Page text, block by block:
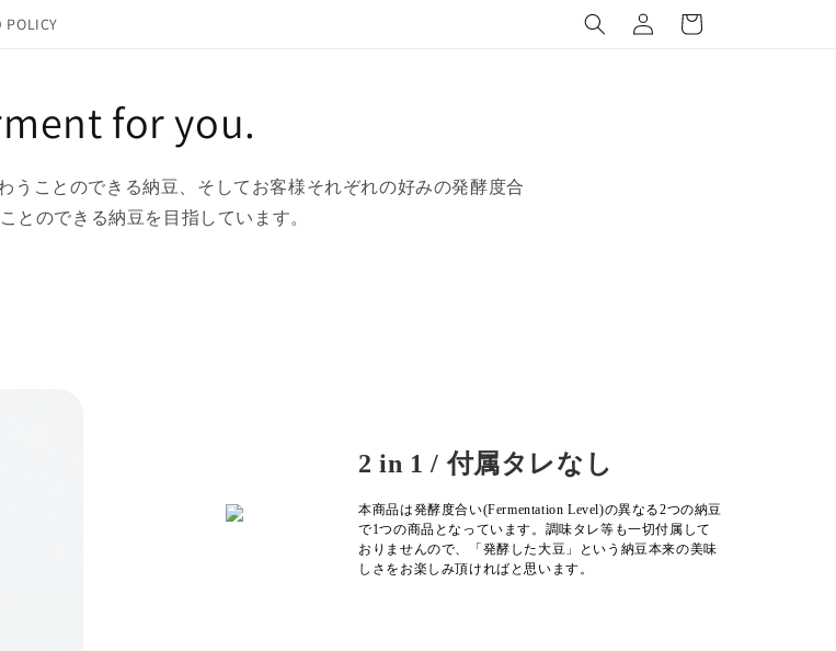
POLICY
グ
イ
ー
for you.
うことのできる納豆、そしてお客様それぞれの好みの発酵度合
とのできる納豆を目指しています。
2 in 1 / 付属タレなし
本商品は発酵度合い(Fermentation Level)の異なる2つの納豆
で1つの商品となっています。調味タレ等も一切付属して
おりませんので、「発酵した大豆」という納豆本来の美味
しさをお楽しみ頂ければと思います。